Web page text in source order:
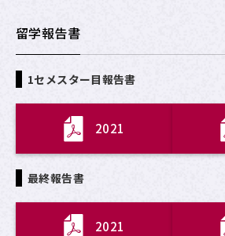
留学報告書
1セメスター目報告書
2021
最終報告書
2021